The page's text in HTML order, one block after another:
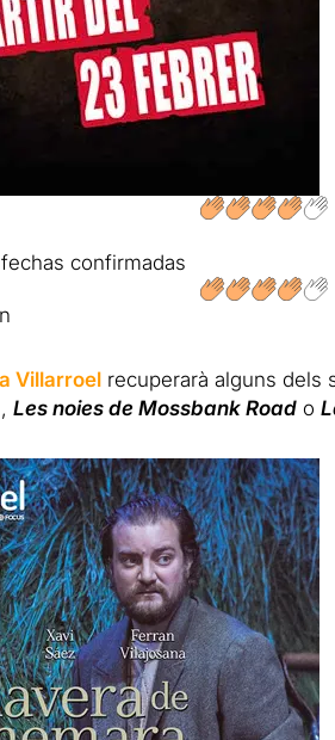
confirmadas
Villarroelrecuperarà alguns dels
Les noies de Mossbank Roado